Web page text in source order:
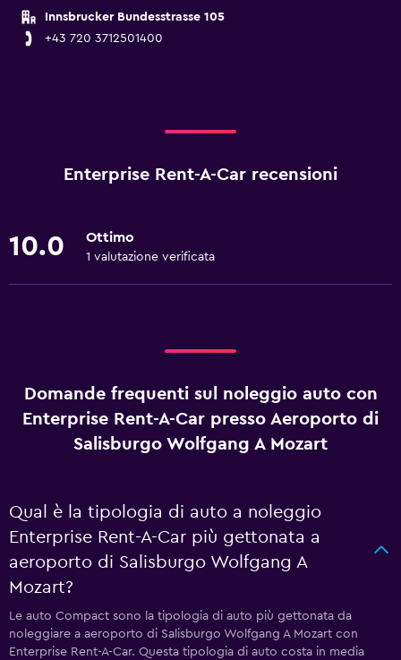
Innsbrucker Bundesstrasse 105
+43 720 3712501400
Enterprise Rent-A-Car recensioni
10.0 Ottimo
1 valutazione verificata
Domande frequenti sul noleggio auto con
Enterprise Rent-A-Car presso Aeroporto di
Salisburgo Wolfgang A Mozart
Qual è la tipologia di auto a noleggio
Enterprise Rent-A-Car più gettonata a
aeroporto di Salisburgo Wolfgang A
Mozart?
Le auto Compact sono la tipologia di auto più gettonata da
noleggiare a aeroporto di Salisburgo Wolfgang A Mozart con
Enterprise Rent-A-Car. Questa tipologia di auto costa in media